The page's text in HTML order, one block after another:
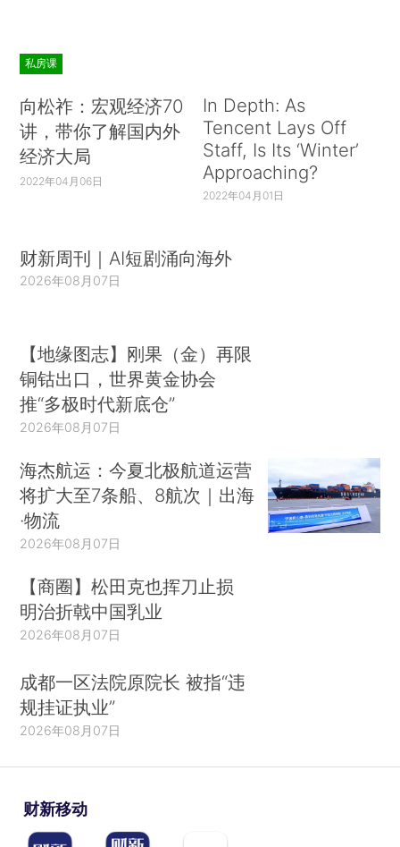
私房课
向松祚：宏观经济70
讲，带你了解国内外
经济大局
2022年04月06日
In Depth: As
Tencent Lays Off
Staff, Is Its ‘Winter’
Approaching?
2022年04月01日
财新周刊｜AI短剧涌向海外
2026年08月07日
【地缘图志】刚果（金）再限
铜钴出口，世界黄金协会
推“多极时代新底仓”
2026年08月07日
海杰航运：今夏北极航道运营
将扩大至7条船、8航次｜出海
·物流
2026年08月07日
【商圈】松田克也挥刀止损
明治折戟中国乳业
2026年08月07日
成都一区法院原院长 被指“违
规挂证执业”
2026年08月07日
财新移动